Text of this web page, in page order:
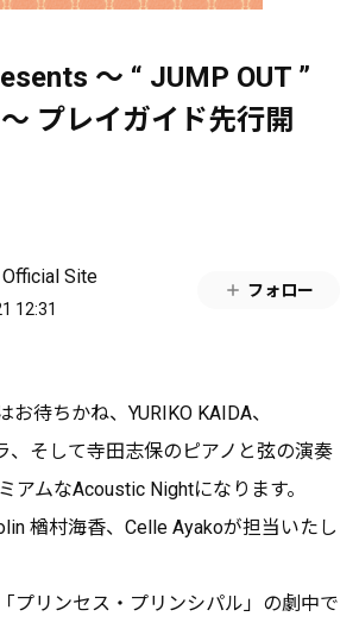
～ “ JUMP OUT ”
プレイガイド先行開
Site
12:31
フォロー
お待ちかね、YURIKO KAIDA、
、そして寺田志保のピアノと弦の演奏
アムなAcoustic Nightになります。
楢村海香、Celle Ayakoが担当いたし
プリンセス・プリンシパル」の劇中で